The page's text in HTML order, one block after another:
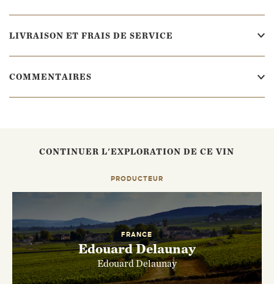
LIVRAISON ET FRAIS DE SERVICE
COMMENTAIRES
CONTINUER L'EXPLORATION DE CE VIN
PRODUCTEUR
FRANCE
Edouard Delaunay
Edouard Delaunay